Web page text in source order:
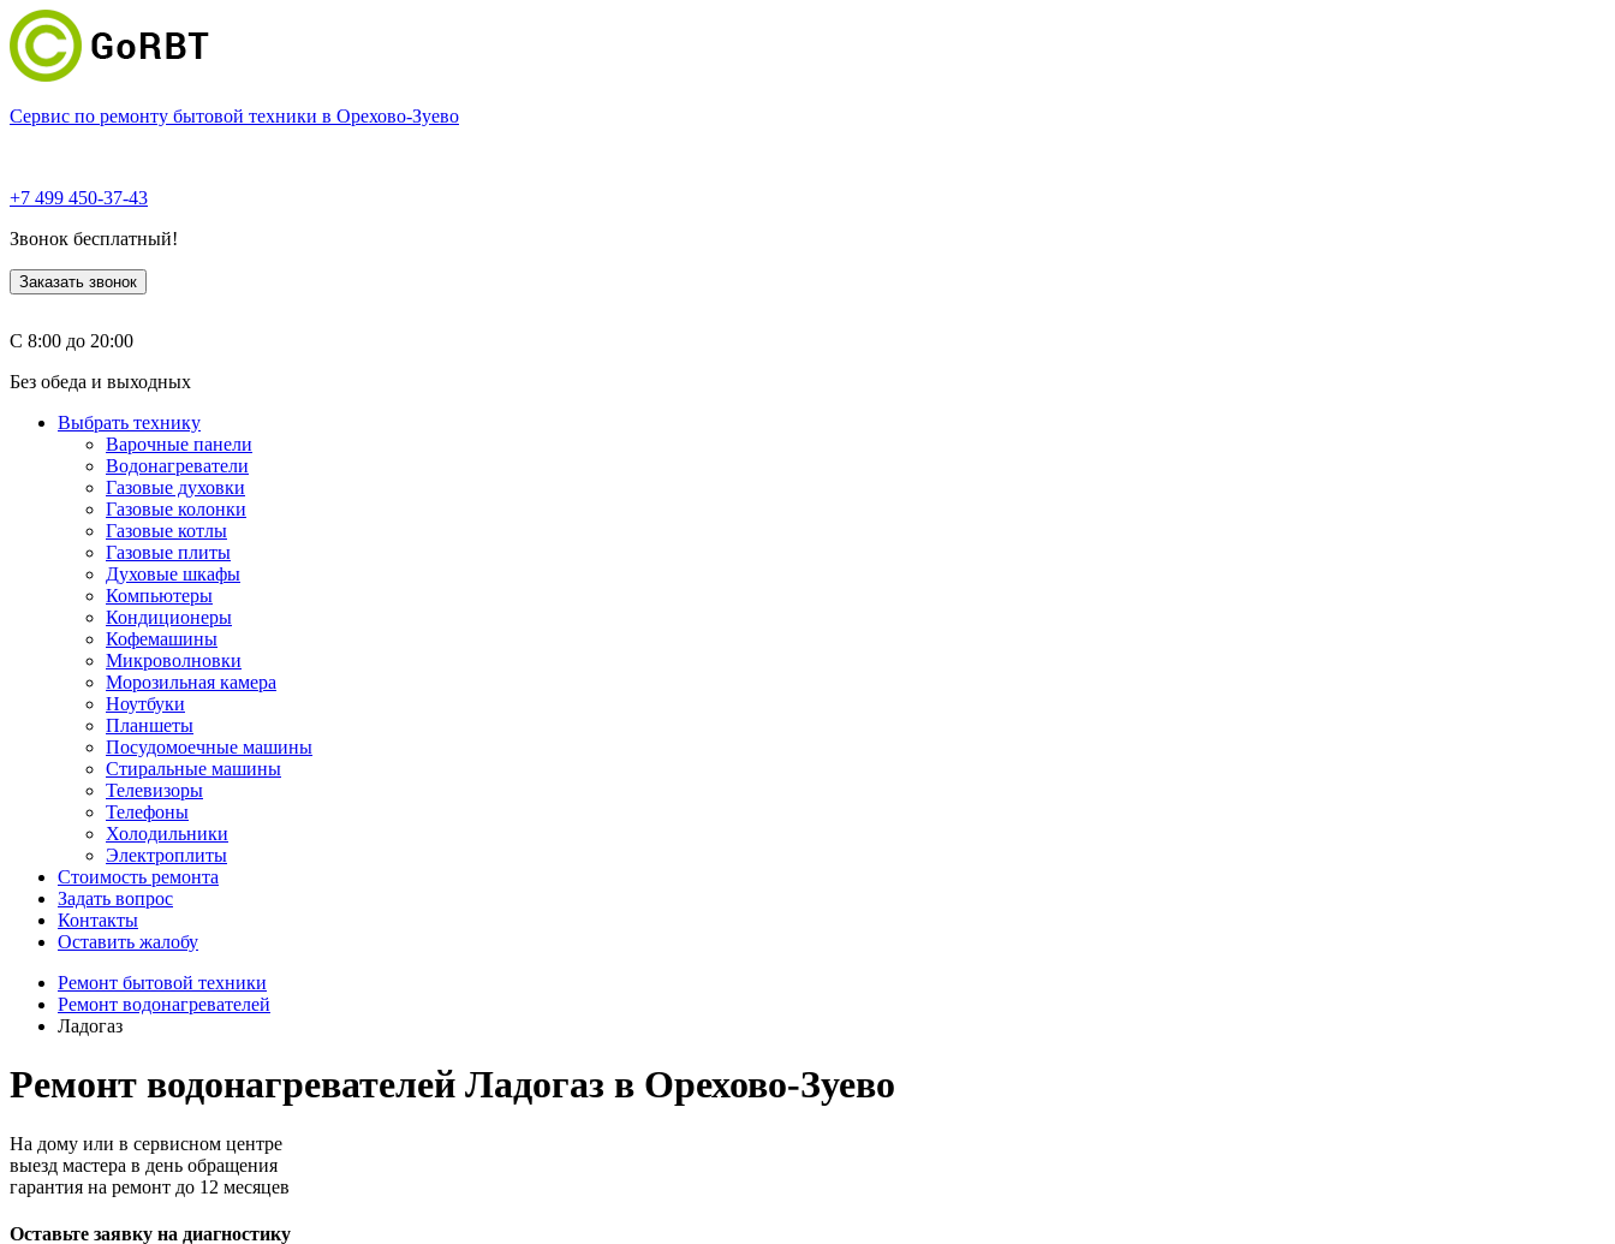
Сервис по ремонту бытовой техники в Орехово-Зуево
+7 499 450-37-43
Звонок бесплатный!
Заказать звонок
С 8:00 до 20:00
Без обеда и выходных
Выбрать технику
Варочные панели
Водонагреватели
Газовые духовки
Газовые колонки
Газовые котлы
Газовые плиты
Духовые шкафы
Компьютеры
Кондиционеры
Кофемашины
Микроволновки
Морозильная камера
Ноутбуки
Планшеты
Посудомоечные машины
Стиральные машины
Телевизоры
Телефоны
Холодильники
Электроплиты
Стоимость ремонта
Задать вопрос
Контакты
Оставить жалобу
Ремонт бытовой техники
Ремонт водонагревателей
Ладогаз
Ремонт водонагревателей Ладогаз в Орехово-Зуево
На дому или в сервисном центре
выезд мастера в день обращения
гарантия на ремонт до 12 месяцев
Оставьте заявку на диагностику